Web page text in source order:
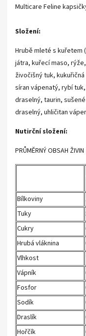
Multicare Feline
Složení:
Hrubě mleté s kuřetem
játra, kuřecí maso,
živočišný tuk,
síran vápenatý, rybí
draselný, taurin,
draselný, uhličitan
Nutirční složení:
PRŮMĚRNÝ OBSAH ŽIVIN
Bílkoviny
Tuky
Cukry
Hrubá vláknina
Vlhkost
Vápník
Fosfor
Sodík
Draslík
Hořčík